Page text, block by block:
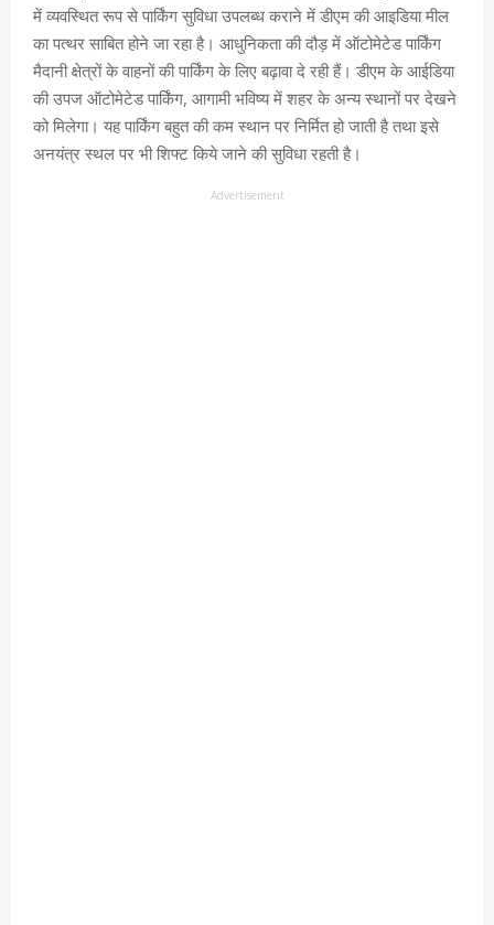
में व्यवस्थित रूप से पार्किंग सुविधा उपलब्ध कराने में डीएम की आइडिया मील
का पत्थर साबित होने जा रहा है। आधुनिकता की दौड़ में ऑटोमेटेड पार्किंग
मैदानी क्षेत्रों के वाहनों की पार्किंग के लिए बढ़ावा दे रही हैं। डीएम के आईडिया
की उपज ऑटोमेटेड पार्किंग, आगामी भविष्य में शहर के अन्य स्थानों पर देखने
को मिलेगा। यह पार्किंग बहुत की कम स्थान पर निर्मित हो जाती है तथा इसे
अनयंत्र स्थल पर भी शिफ्ट किये जाने की सुविधा रहती है।
Advertisement